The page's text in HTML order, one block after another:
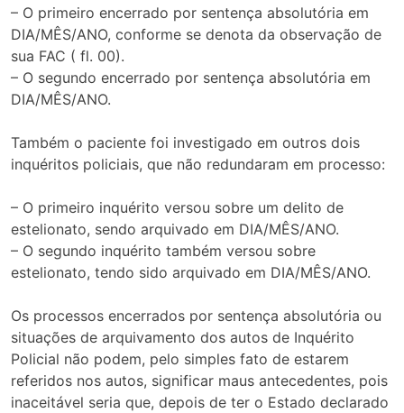
– O primeiro encerrado por sentença absolutória em
DIA/MÊS/ANO, conforme se denota da observação de
sua FAC ( fl. 00).
– O segundo encerrado por sentença absolutória em
DIA/MÊS/ANO.
Também o paciente foi investigado em outros dois
inquéritos policiais, que não redundaram em processo:
– O primeiro inquérito versou sobre um delito de
estelionato, sendo arquivado em DIA/MÊS/ANO.
– O segundo inquérito também versou sobre
estelionato, tendo sido arquivado em DIA/MÊS/ANO.
Os processos encerrados por sentença absolutória ou
situações de arquivamento dos autos de Inquérito
Policial não podem, pelo simples fato de estarem
referidos nos autos, significar maus antecedentes, pois
inaceitável seria que, depois de ter o Estado declarado